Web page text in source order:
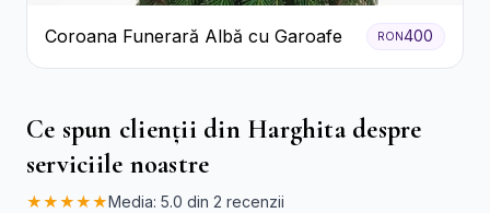
Coroana Funerară Albă cu Garoafe RON400
Ce spun clienții din Harghita despre
serviciile noastre
★★★★★Media: 5.0 din 2 recenzii